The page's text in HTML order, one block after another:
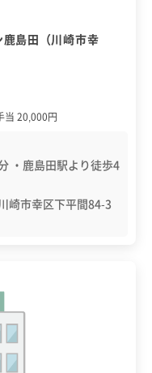
島田（川崎市幸
当 20,000円
・鹿島田駅より徒歩4
崎市幸区下平間84-3